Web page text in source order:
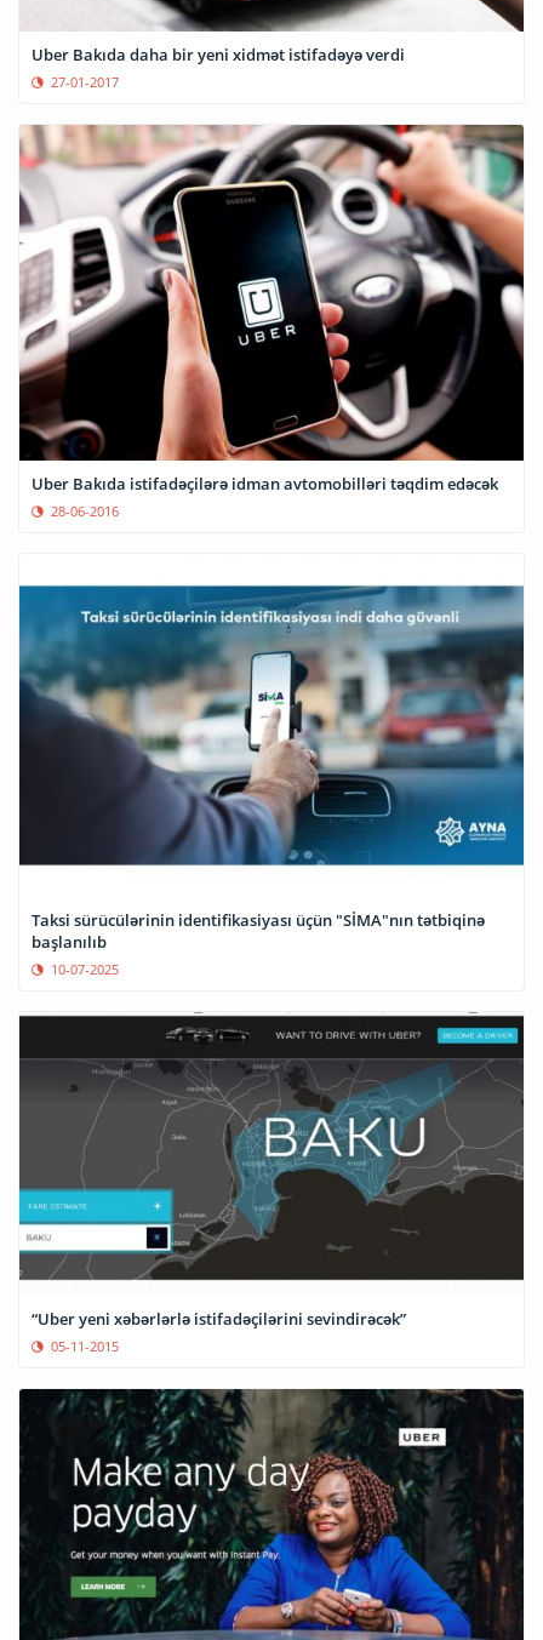
Uber Bakıda daha bir yeni xidmət istifadəyə verdi
27-01-2017
Uber Bakıda istifadəçilərə idman avtomobilləri təqdim edəcək
28-06-2016
Taksi sürücülərinin identifikasiyası üçün "SİMA"nın tətbiqinə
başlanılıb
10-07-2025
“Uber yeni xəbərlərlə istifadəçilərini sevindirəcək”
05-11-2015